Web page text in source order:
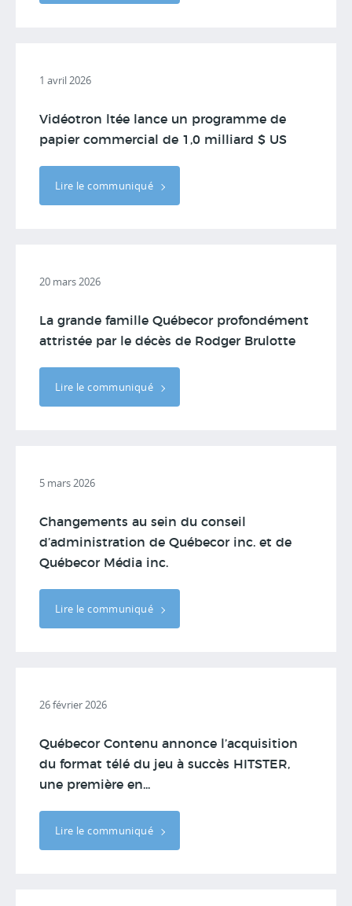
1 avril 2026
Vidéotron ltée lance un programme de
papier commercial de 1,0 milliard $ US
Lire le communiqué
20 mars 2026
La grande famille Québecor profondément
attristée par le décès de Rodger Brulotte
Lire le communiqué
5 mars 2026
Changements au sein du conseil
d’administration de Québecor inc. et de
Québecor Média inc.
Lire le communiqué
26 février 2026
Québecor Contenu annonce l’acquisition
du format télé du jeu à succès HITSTER,
une première en...
Lire le communiqué